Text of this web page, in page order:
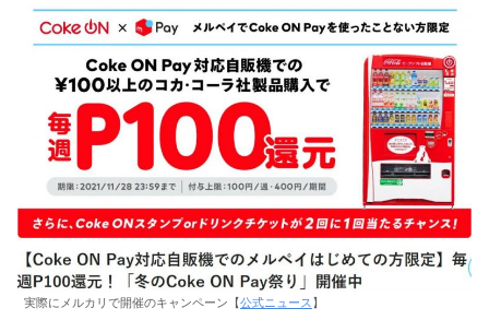
実際にメルカリで開催のキャンペーン【公式ニュース 】